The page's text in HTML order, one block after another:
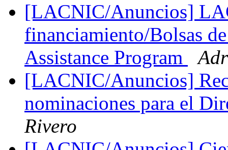
[LACNIC/Anuncios]
financiamiento/Bolsas
Assistance Program
[LACNIC/Anuncios]
nominaciones para el
Rivero